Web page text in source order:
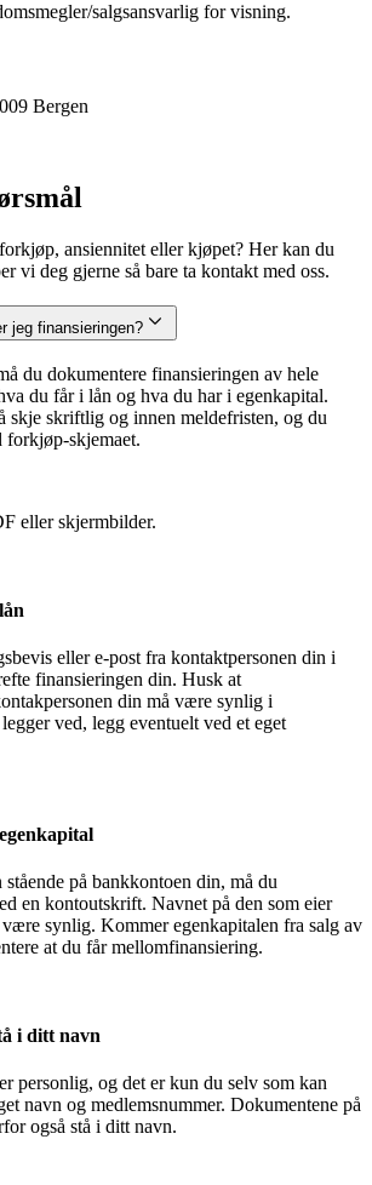
salgsansvarlig for visning.
Bergen
ansiennitet eller kjøpet? Her kan du
vi deg gjerne så bare ta kontakt med oss.
jeg finansieringen?
du dokumentere finansieringen av hele
du får i lån og hva du har i egenkapital.
skje skriftlig og innen meldefristen, og du
skjemaet.
eller skjermbilder.
eller e-post fra kontaktpersonen din i
finansieringen din. Husk at
din må være synlig i
ved, legg eventuelt ved et eget
på bankkontoen din, må du
en kontoutskrift. Navnet på den som eier
synlig. Kommer egenkapitalen fra salg av
at du får mellomfinansiering.
i ditt navn
personlig, og det er kun du selv som kan
navn og medlemsnummer. Dokumentene på
også stå i ditt navn.